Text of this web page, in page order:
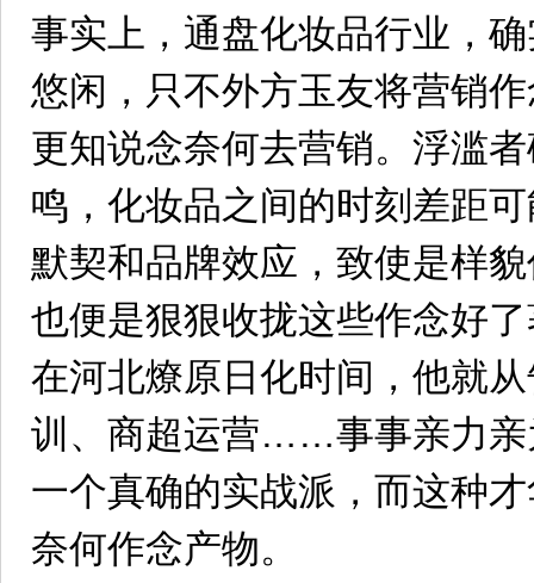
事实上，通盘化妆品行业，
悠闲，只不外方玉友将营销
更知说念奈何去营销。浮滥
鸣，化妆品之间的时刻差距
默契和品牌效应，致使是样
也便是狠狠收拢这些作念好
在河北燎原日化时间，他就
训、商超运营……事事亲力亲
一个真确的实战派，而这种
奈何作念产物。